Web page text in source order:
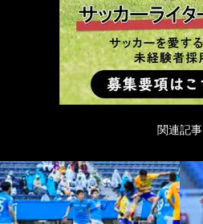
関連記事